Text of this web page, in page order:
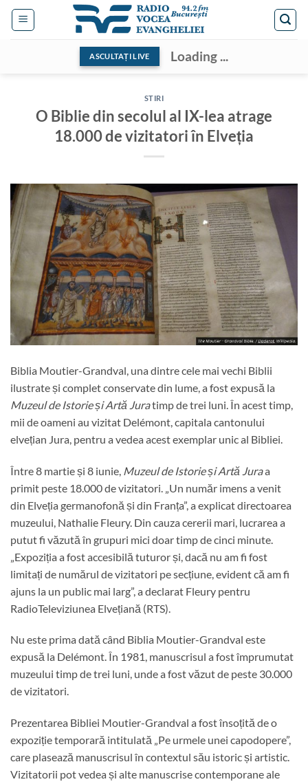
Skip
ASCULTAȚI LIVE Loading ...
STIRI
O Biblie din secolul al IX-lea atrage
18.000 de vizitatori în Elveția
Biblia Moutier-Grandval, una dintre cele mai vechi Biblii
ilustrate și complet conservate din lume, a fost expusă la
Muzeul de Istorie și Artă Juratimp de trei luni. În acest timp,
mii de oameni au vizitat Delémont, capitala cantonului
elvețian Jura, pentru a vedea acest exemplar unic al Bibliei.
Între 8 martie și 8 iunie, Muzeul de Istorie și Artă Juraa
primit peste 18.000 de vizitatori. „Un număr imens a venit
din Elveția germanofonă și din Franța”, a explicat directoarea
muzeului, Nathalie Fleury. Din cauza cererii mari, lucrarea a
putut fi văzută în grupuri mici doar timp de cinci minute.
„Expoziția a fost accesibilă tuturor și, dacă nu am fi fost
limitați de numărul de vizitatori pe secțiune, evident că am fi
ajuns la un public mai larg”, a declarat Fleury pentru
RadioTeleviziunea Elvețiană (RTS).
Nu este prima dată când Biblia Moutier-Grandval este
expusă la Delémont. În 1981, manuscrisul a fost împrumutat
muzeului timp de trei luni, unde a fost văzut de peste 30.000
de vizitatori.
Prezentarea Bibliei Moutier-Grandval a fost însoțită de o
expoziție temporară intitulată „Pe urmele unei capodopere”,
care plasează manuscrisul în contextul său istoric și artistic.
Vizitatorii pot vedea și alte manuscrise contemporane ale